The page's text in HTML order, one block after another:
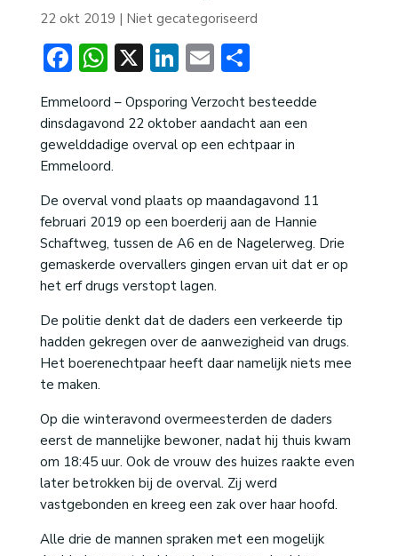
22 okt 2019 | Niet gecategoriseerd
Facebook
WhatsApp
X LinkedIn
EmailDelen
Emmeloord – Opsporing Verzocht besteedde
dinsdagavond 22 oktober aandacht aan een
gewelddadige overval op een echtpaar in
Emmeloord.
De overval vond plaats op maandagavond 11
februari 2019 op een boerderij aan de Hannie
Schaftweg, tussen de A6 en de Nagelerweg. Drie
gemaskerde overvallers gingen ervan uit dat er op
het erf drugs verstopt lagen.
De politie denkt dat de daders een verkeerde tip
hadden gekregen over de aanwezigheid van drugs.
Het boerenechtpaar heeft daar namelijk niets mee
te maken.
Op die winteravond overmeesterden de daders
eerst de mannelijke bewoner, nadat hij thuis kwam
om 18:45 uur. Ook de vrouw des huizes raakte even
later betrokken bij de overval. Zij werd
vastgebonden en kreeg een zak over haar hoofd.
Alle drie de mannen spraken met een mogelijk